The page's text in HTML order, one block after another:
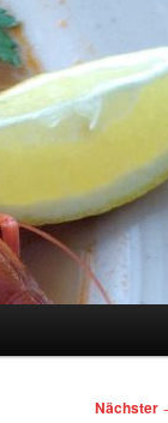
Nächster